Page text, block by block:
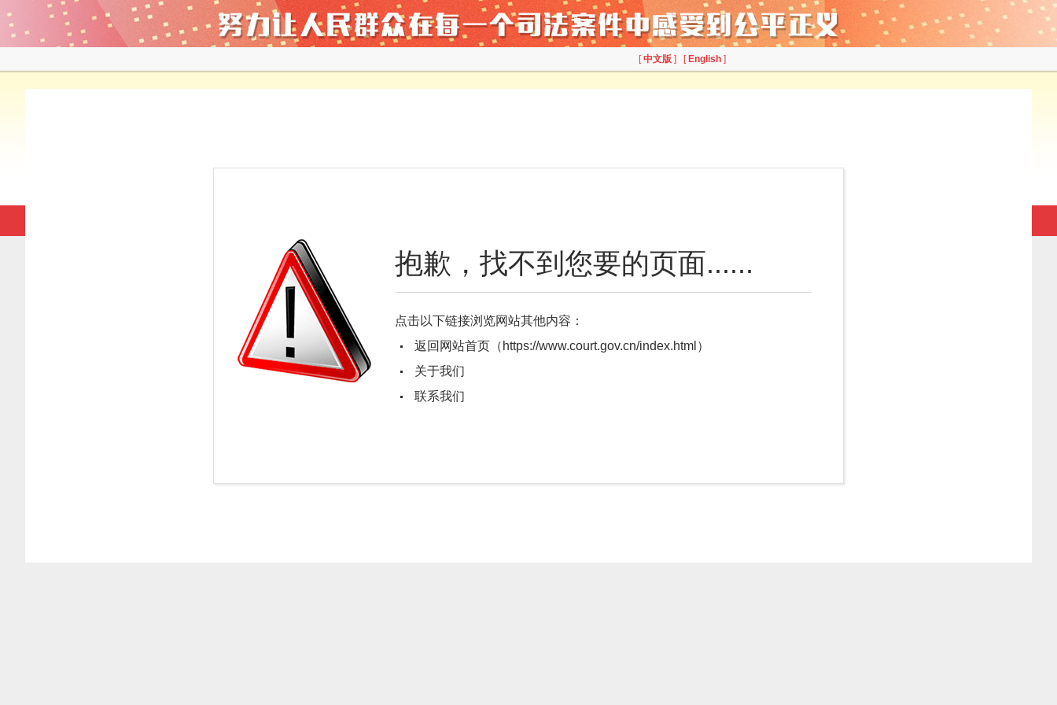
[中文版 ] [ English ]
抱歉，找不到您要的页面......
点击以下链接浏览网站其他内容：
返回网站首页（https://www.court.gov.cn/index.html）
关于我们
联系我们